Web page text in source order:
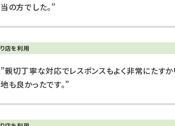
当の方でした。”
店を利用
”親切丁寧な対応でレスポンスもよく非常にたす
地も良かったです。”